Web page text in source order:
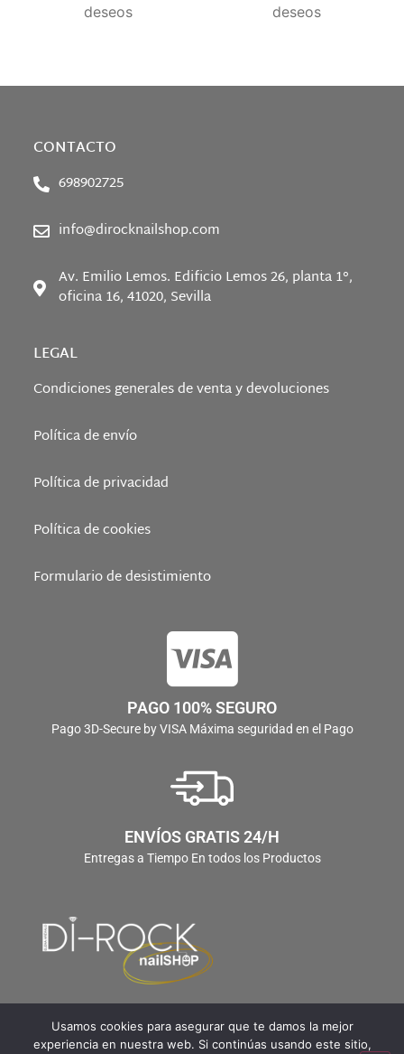
deseos
deseos
CONTACTO
698902725
info@dirocknailshop.com
Av. Emilio Lemos. Edificio Lemos 26, planta 1°,
oficina 16, 41020, Sevilla
LEGAL
Condiciones generales de venta y devoluciones
Política de envío
Política de privacidad
Política de cookies
Formulario de desistimiento
PAGO 100% SEGURO
Pago 3D-Secure by VISA Máxima seguridad en el Pago
ENVÍOS GRATIS 24/H
Entregas a Tiempo En todos los Productos
Usamos cookies para asegurar que te damos la mejor
experiencia en nuestra web. Si continúas usando este sitio,